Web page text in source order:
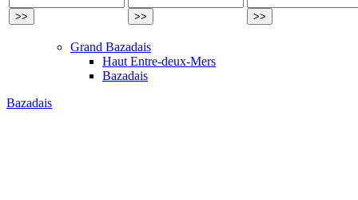
Grand Bazadais
Haut Entre-deux-Mers
Bazadais
Bazadais